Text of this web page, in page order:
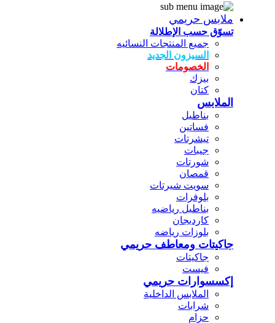
ملابس حريمي
تسوّق حسب الإطلالة
جميع المنتجات النسائيه
السيزون الجديد
الخصومات
بيزك
كتان
الملابس
بناطيل
فساتين
تيشرتات
جيبات
شورتات
قمصان
سويت شيرتات
بلوفرات
بناطيل رياضيه
كارديجان
بلوزات رياضه
جاكيتات ومعاطف حريمي
جاكيتات
فيست
إكسسوارات حريمي
الملابس الداخلية
شرابات
حزام